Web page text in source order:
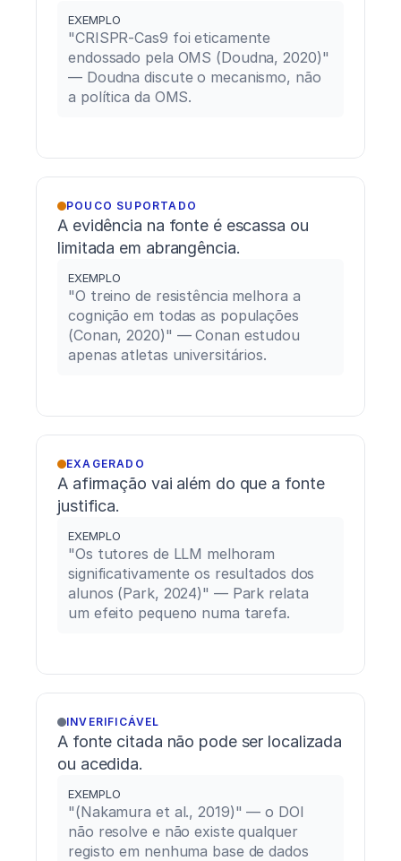
EXEMPLO
"CRISPR-Cas9 foi eticamente
endossado pela OMS (Doudna, 2020)"
— Doudna discute o mecanismo, não
a política da OMS.
POUCO SUPORTADO
A evidência na fonte é escassa ou
limitada em abrangência.
EXEMPLO
"O treino de resistência melhora a
cognição em todas as populações
(Conan, 2020)" — Conan estudou
apenas atletas universitários.
EXAGERADO
A afirmação vai além do que a fonte
justifica.
EXEMPLO
"Os tutores de LLM melhoram
significativamente os resultados dos
alunos (Park, 2024)" — Park relata
um efeito pequeno numa tarefa.
INVERIFICÁVEL
A fonte citada não pode ser localizada
ou acedida.
EXEMPLO
"(Nakamura et al., 2019)" — o DOI
não resolve e não existe qualquer
registo em nenhuma base de dados